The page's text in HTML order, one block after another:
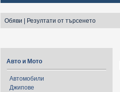
Обяви Резултати от търсенето
Авто и Мото
Автомобили
Джипове